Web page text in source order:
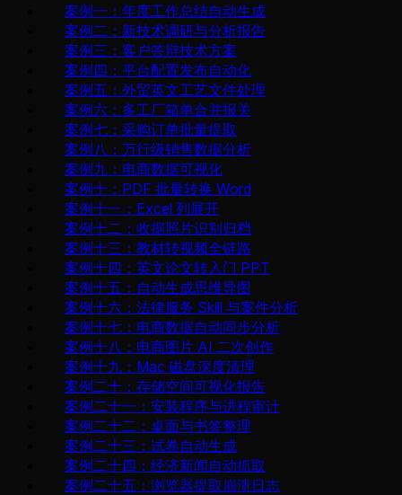
案例一：年度工作总结自动生成
案例二：新技术调研与分析报告
案例三：客户答辩技术方案
案例四：平台配置发布自动化
案例五：外贸英文工艺文件处理
案例六：多工厂箱单合并报关
案例七：采购订单批量提取
案例八：万行级销售数据分析
案例九：电商数据可视化
案例十：PDF 批量转换 Word
案例十一：Excel 列展开
案例十二：收据照片识别归档
案例十三：教材转视频全链路
案例十四：英文论文转入门 PPT
案例十五：自动生成思维导图
案例十六：法律服务 Skill 与案件分析
案例十七：电商数据自动同步分析
案例十八：电商图片 AI 二次创作
案例十九：Mac 磁盘深度清理
案例二十：存储空间可视化报告
案例二十一：安装程序与进程审计
案例二十二：桌面与书签整理
案例二十三：试卷自动生成
案例二十四：经济新闻自动抓取
案例二十五：浏览器提取崩溃日志